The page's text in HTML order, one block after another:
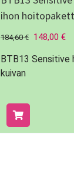
ihon
184,60€ 148,00 €
BTB13 Sensitive
kuivan